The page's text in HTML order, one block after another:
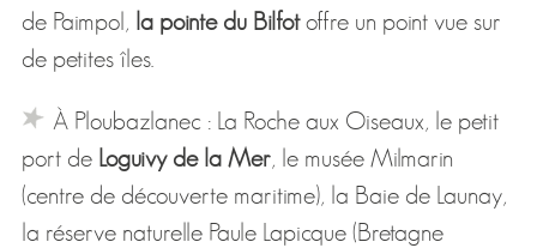
de Paimpol, la pointe du Bilfotoffre un point vue sur
de petites îles.
À Ploubazlanec : La Roche aux Oiseaux, le petit
port de Loguivy de la Mer, le musée Milmarin
(centre de découverte maritime), la Baie de Launay,
la réserve naturelle Paule Lapicque (Bretagne